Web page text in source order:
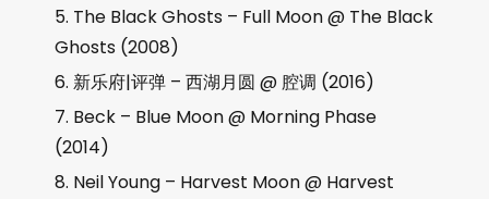
The Black Ghosts – Full Moon @ The Black
Ghosts (2008)
新乐府|评弹 – 西湖月圆 @ 腔调 (2016)
Beck – Blue Moon @ Morning Phase
(2014)
Neil Young – Harvest Moon @ Harvest